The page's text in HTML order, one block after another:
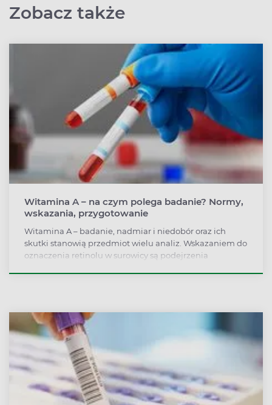
Zobacz także
Witamina A – na czym polega badanie? Normy,
wskazania, przygotowanie
Witamina A – badanie, nadmiar i niedobór oraz ich
skutki stanowią przedmiot wielu analiz. Wskazaniem do
oznaczenia retinolu w surowicy są podejrzenia
kości czy regeneracji komórek nabłonka i skóry.